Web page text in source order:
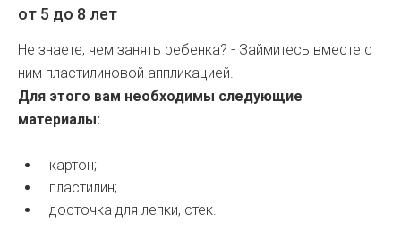
от 5 до 8 лет
Не знаете, чем занять ребенка? - Займитесь вместе с
ним пластилиновой аппликацией.
Для этого вам необходимы следующие
материалы:
картон;
пластилин;
досточка для лепки, стек.